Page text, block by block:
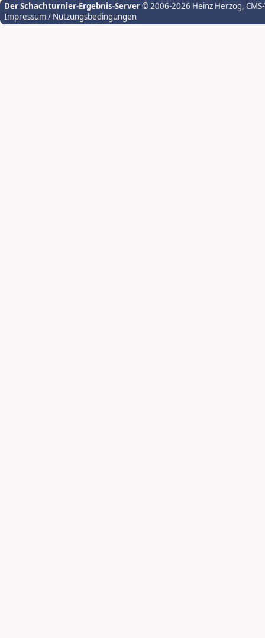
Der Schachturnier-Ergebnis-Server© 2006-2026 Heinz Herzog,
Impressum / Nutzungsbedingungen